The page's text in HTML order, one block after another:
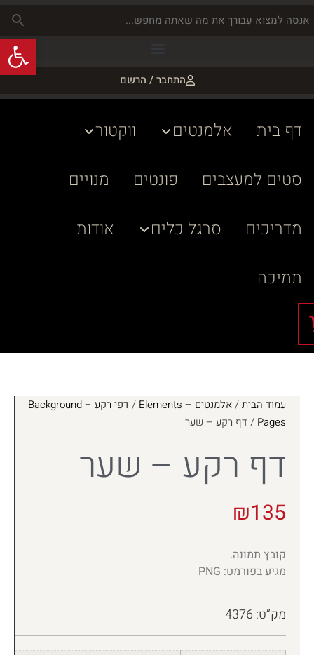
התחבר / הרשם
דף בית אלמנטים
ווקטור
סטים למעצבים
פונטים
מנויים
מדריכים
סרגל כלים
אודות
תמיכה
עמוד הבית/אלמנטים – Elements /
דפי רקע – Background
Pages / דף רקע – שער
דף רקע – שער
₪135
קובץ תמונה.
מגיע בפורמט: PNG
מק”ט: 4376